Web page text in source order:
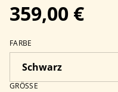
359,00 €
FARBE
GRÖSSE